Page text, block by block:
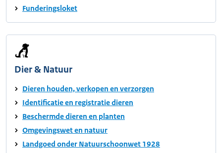
Funderingsloket
Dier & Natuur
Dieren houden, verkopen en verzorgen
Identificatie en registratie dieren
Beschermde dieren en planten
Omgevingswet en natuur
Landgoed onder Natuurschoonwet 1928